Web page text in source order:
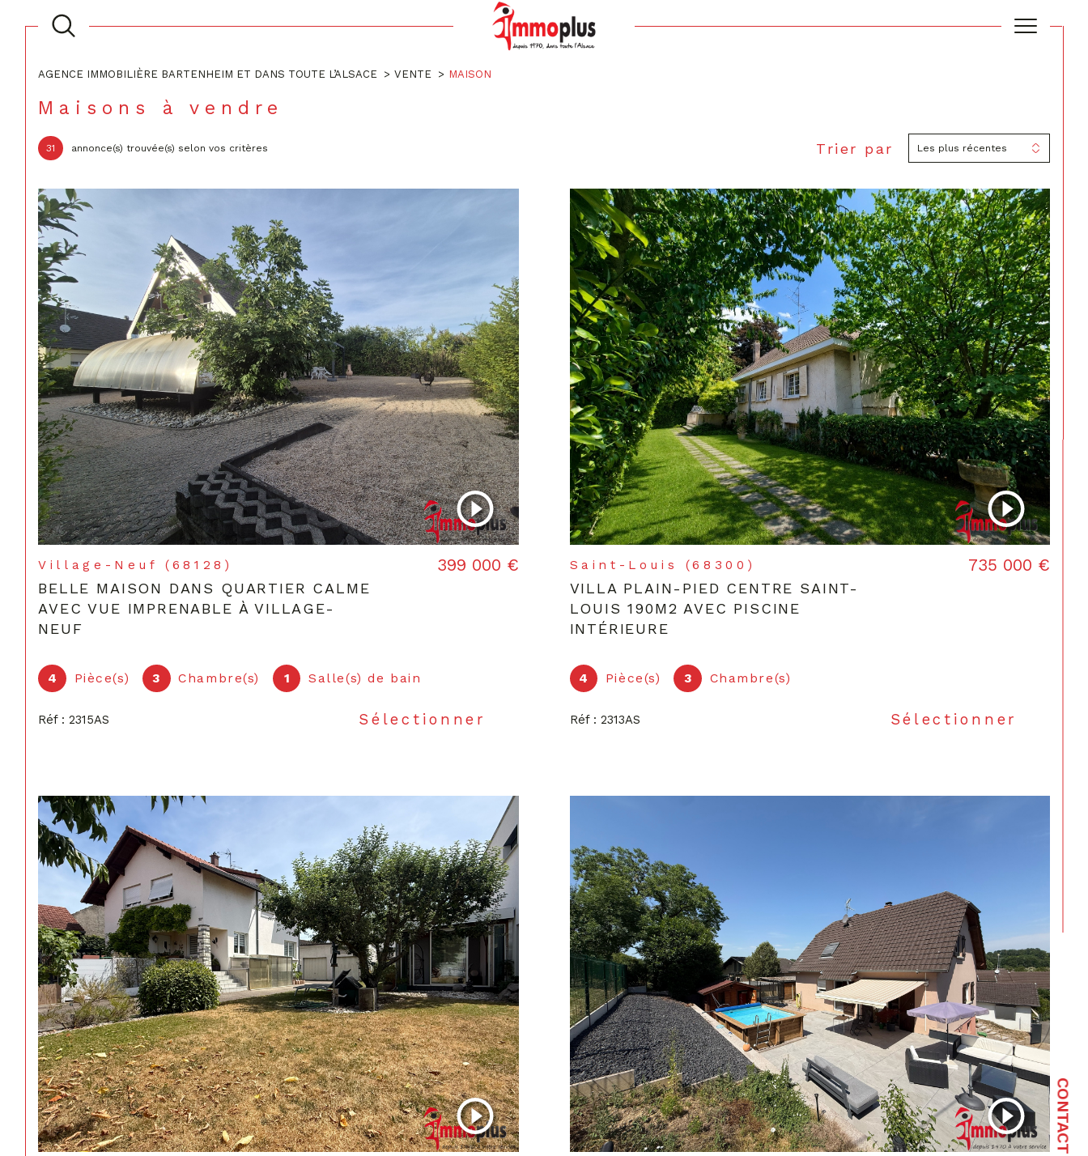
CONTACT
de l'ancien
TYPE DE BIEN Filtrer
Voir les31annonces
Réinitialiser les filtres
AGENCE IMMOBILIÈRE BARTENHEIM ET DANS TOUTE L’ALSACE VENTE MAISON
Maisons à vendre
31 annonce(s) trouvée(s) selon vos critères Trier par Les plus récentes
Village-Neuf (68128)
BELLE MAISON DANS QUARTIER CALME
AVEC VUE IMPRENABLE À VILLAGE-
NEUF
399 000 €
4 Pièce(s) 3 Chambre(s) 1 Salle(s) de bain
Réf : 2315AS Sélectionner
Saint-Louis (68300)
VILLA PLAIN-PIED CENTRE SAINT-
LOUIS 190M2 AVEC PISCINE
INTÉRIEURE
735 000 €
4 Pièce(s) 3 Chambre(s)
Réf : 2313AS Sélectionner